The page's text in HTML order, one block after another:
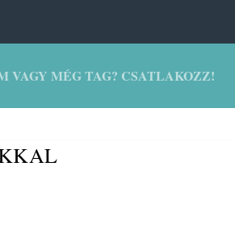
VAGY MÉG TAG? CSATLAKOZZ!